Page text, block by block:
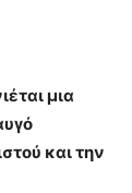
μια
και την